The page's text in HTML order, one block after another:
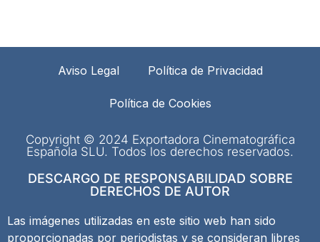
Aviso Legal Política de Privacidad
Política de Cookies
Copyright © 2024 Exportadora Cinematográfica
Española SLU. Todos los derechos reservados.
DESCARGO DE RESPONSABILIDAD SOBRE
DERECHOS DE AUTOR
Las imágenes utilizadas en este sitio web han sido
proporcionadas por periodistas y se consideran libres